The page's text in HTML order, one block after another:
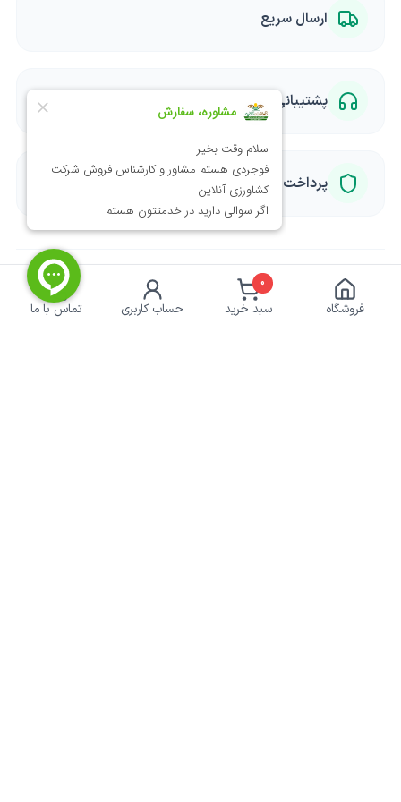
ارسال سریع
پشتیبانی متخصصان
پرداخت امن
خبرنامه کشاورزی
فروشگاه سبد خرید
0
حساب کاربری تماس با ما